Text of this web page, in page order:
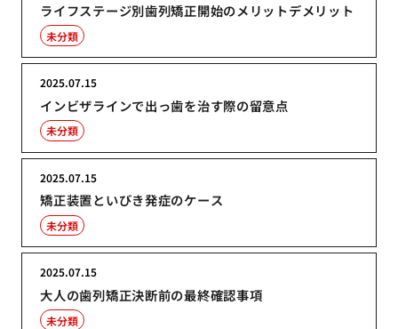
ライフステージ別歯列矯正開始のメリットデメリット
未分類
インビザラインで出っ歯を治す際の留意点
2025.07.15
未分類
矯正装置といびき発症のケース
2025.07.15
未分類
大人の歯列矯正決断前の最終確認事項
2025.07.15
未分類